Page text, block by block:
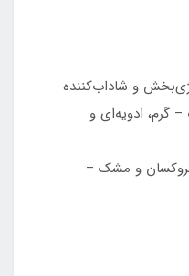
و شاداب‌کننده
گرم، ادویه‌ای و
و مشک –